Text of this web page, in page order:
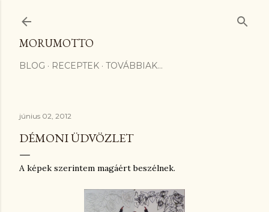
MORUMOTTO
BLOG RECEPTEK TOVÁBBIAK…
június 02, 2012
DÉMONI ÜDVÖZLET
A képek szerintem magáért beszélnek.